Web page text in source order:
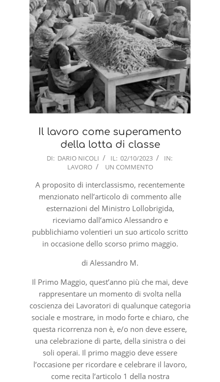
Il lavoro come superamento
della lotta di classe
2023-
02
DI: DARIO NICOLI IL: 02/10/2023
IN:
LAVORO
UN COMMENTO
A proposito di interclassismo, recentemente
menzionato nell’articolo di commento alle
esternazioni del Ministro Lollobrigida,
riceviamo dall’amico Alessandro e
pubblichiamo volentieri un suo articolo scritto
in occasione dello scorso primo maggio.
di Alessandro M.
Il Primo Maggio, quest’anno più che mai, deve
rappresentare un momento di svolta nella
coscienza dei Lavoratori di qualunque categoria
sociale e mostrare, in modo forte e chiaro, che
questa ricorrenza non è, e/o non deve essere,
una celebrazione di parte, della sinistra o dei
soli operai. Il primo maggio deve essere
l’occasione per ricordare e celebrare il lavoro,
come recita l’articolo 1 della nostra